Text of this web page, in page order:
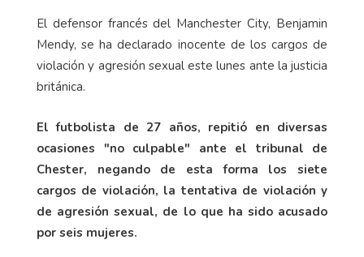
El defensor francés del Manchester City, Benjamin
Mendy, se ha declarado inocente de los cargos de
violación y agresión sexual este lunes ante la justicia
británica.
El futbolista de 27 años, repitió en diversas
ocasiones "no culpable" ante el tribunal de
Chester, negando de esta forma los siete
cargos de violación, la tentativa de violación y
de agresión sexual, de lo que ha sido acusado
por seis mujeres.